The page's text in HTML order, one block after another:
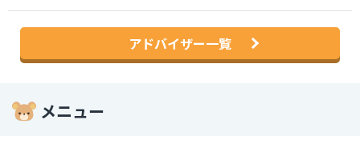
アドバイザー一覧
メニュー